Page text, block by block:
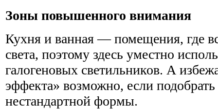
Зоны повышенного внимания
Кухня и ванная — помещения, где
света, поэтому здесь уместно
галогеновых светильников. А
эффекта» возможно, если подобрать
нестандартной формы.